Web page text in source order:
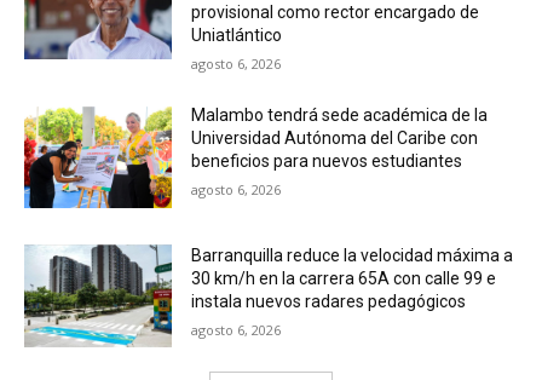
provisional como rector encargado de
Uniatlántico
agosto 6, 2026
Malambo tendrá sede académica de la
Universidad Autónoma del Caribe con
beneficios para nuevos estudiantes
agosto 6, 2026
Barranquilla reduce la velocidad máxima a
30 km/h en la carrera 65A con calle 99 e
instala nuevos radares pedagógicos
agosto 6, 2026